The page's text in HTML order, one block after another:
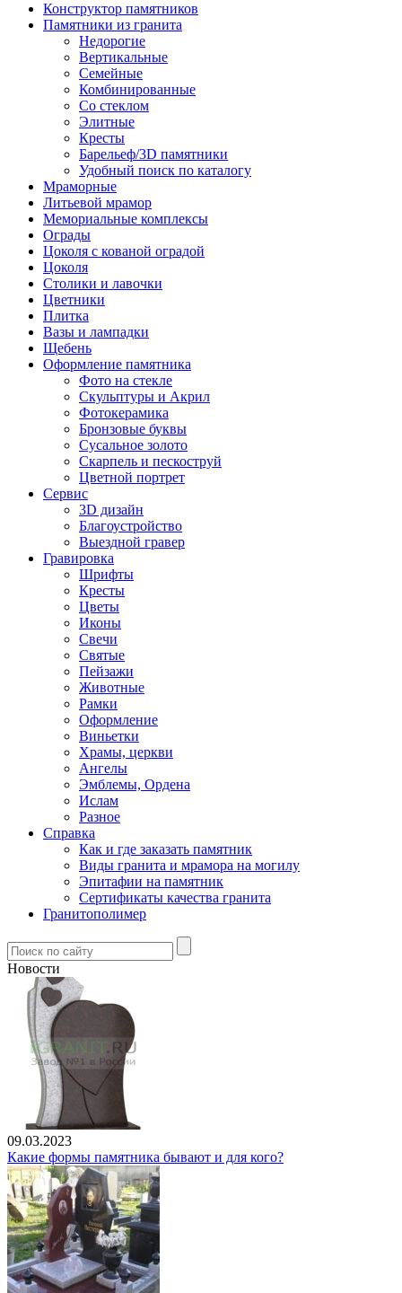
Конструктор памятников
Памятники из гранита
Недорогие
Вертикальные
Семейные
Комбинированные
Со стеклом
Элитные
Кресты
Барельеф/3D памятники
Удобный поиск по каталогу
Мраморные
Литьевой мрамор
Мемориальные комплексы
Ограды
Цоколя с кованой оградой
Цоколя
Столики и лавочки
Цветники
Плитка
Вазы и лампадки
Щебень
Оформление памятника
Фото на стекле
Скульптуры и Акрил
Фотокерамика
Бронзовые буквы
Сусальное золото
Скарпель и пескоструй
Цветной портрет
Сервис
3D дизайн
Благоустройство
Выездной гравер
Гравировка
Шрифты
Кресты
Цветы
Иконы
Свечи
Святые
Пейзажи
Животные
Рамки
Оформление
Виньетки
Храмы, церкви
Ангелы
Эмблемы, Ордена
Ислам
Разное
Справка
Как и где заказать памятник
Виды гранита и мрамора на могилу
Эпитафии на памятник
Сертификаты качества гранита
Гранитополимер
Новости
09.03.2023
Какие формы памятника бывают и для кого?